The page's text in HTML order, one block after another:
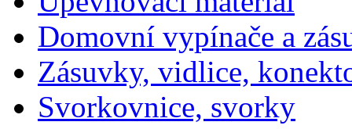
Domovní vypínače a
Zásuvky, vidlice,
Svorkovnice, svorky